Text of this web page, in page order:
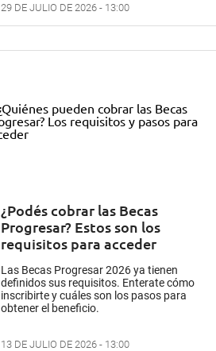
29 DE JULIO DE 2026 - 13:00
¿Podés cobrar las Becas
Progresar? Estos son los
requisitos para acceder
Las Becas Progresar 2026 ya tienen
definidos sus requisitos. Enterate cómo
inscribirte y cuáles son los pasos para
obtener el beneficio.
13 DE JULIO DE 2026 - 13:00